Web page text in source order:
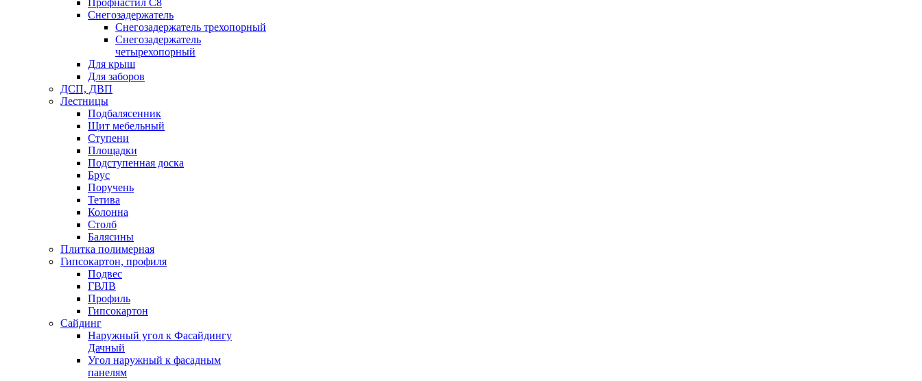
Профнастил С8
Снегозадержатель
Снегозадержатель трехопорный
Снегозадержатель
четырехопорный
Для крыш
Для заборов
ДСП, ДВП
Лестницы
Подбалясенник
Щит мебельный
Ступени
Площадки
Подступенная доска
Брус
Поручень
Тетива
Колонна
Столб
Балясины
Плитка полимерная
Гипсокартон, профиля
Подвес
ГВЛВ
Профиль
Гипсокартон
Сайдинг
Наружный угол к Фасайдингу
Дачный
Угол наружный к фасадным
панелям